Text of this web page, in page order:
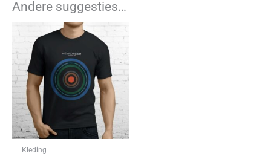
Andere suggesties…
Kleding
Dit
product
heeft
meerdere
variaties.
Deze
optie
kan
gekozen